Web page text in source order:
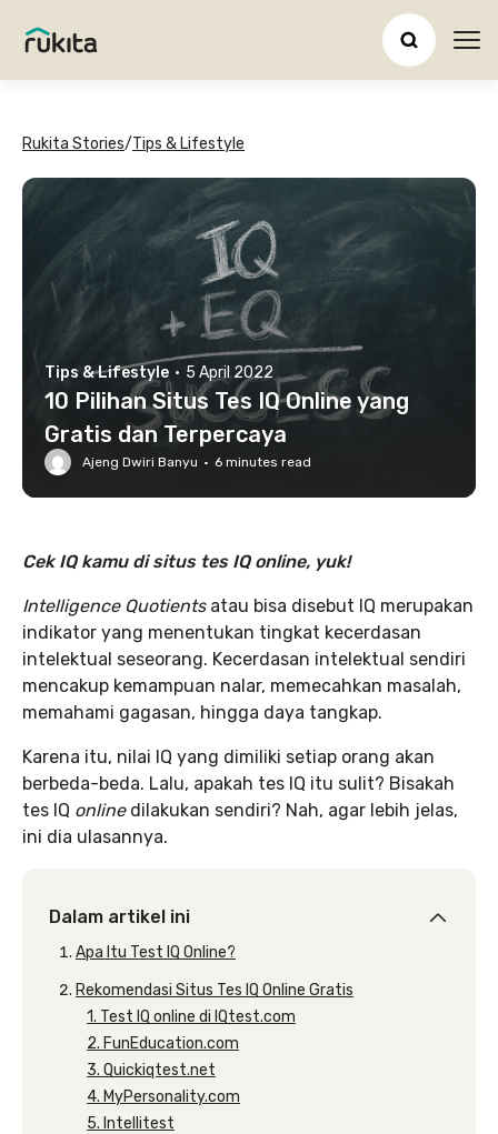
Rukita Stories/Tips & Lifestyle
Tips & Lifestyle · 5 April 2022
10 Pilihan Situs Tes IQ Online yang
Gratis dan Terpercaya
Ajeng Dwiri Banyu · 6 minutes read
Cek IQ kamu di situs tes IQ online, yuk!
Intelligence Quotientsatau bisa disebut IQ merupakan
indikator yang menentukan tingkat kecerdasan
intelektual seseorang. Kecerdasan intelektual sendiri
mencakup kemampuan nalar, memecahkan masalah,
memahami gagasan, hingga daya tangkap.
Karena itu, nilai IQ yang dimiliki setiap orang akan
berbeda-beda. Lalu, apakah tes IQ itu sulit? Bisakah
tes IQ online dilakukan sendiri? Nah, agar lebih jelas,
ini dia ulasannya.
Dalam artikel ini
Apa Itu Test IQ Online?
Rekomendasi Situs Tes IQ Online Gratis
1. Test IQ online di IQtest.com
2. FunEducation.com
3. Quickiqtest.net
4. MyPersonality.com
5. Intellitest